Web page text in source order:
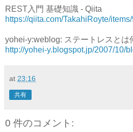
REST入門 基礎知識 - Qiita
https://qiita.com/TakahiRoyte/
yohei-y:weblog: ステートレスとは
http://yohei-y.blogspot.jp/2007/10/
at 23:16
共有
0 件のコメント: